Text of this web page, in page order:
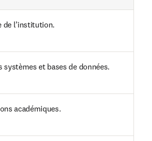
de l’institution.
et bases de données.
académiques.